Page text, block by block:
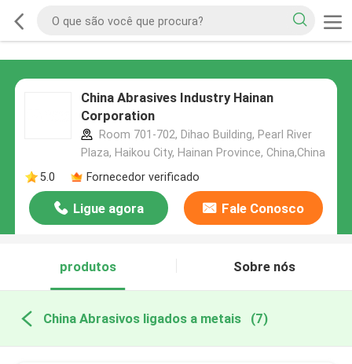
China Abrasives Industry Hainan
Corporation
Room 701-702, Dihao Building, Pearl River
Plaza, Haikou City, Hainan Province, China,China
5.0
Fornecedor verificado
Ligue agora Fale Conosco
produtos Sobre nós
China Abrasivos ligados a metais (7)